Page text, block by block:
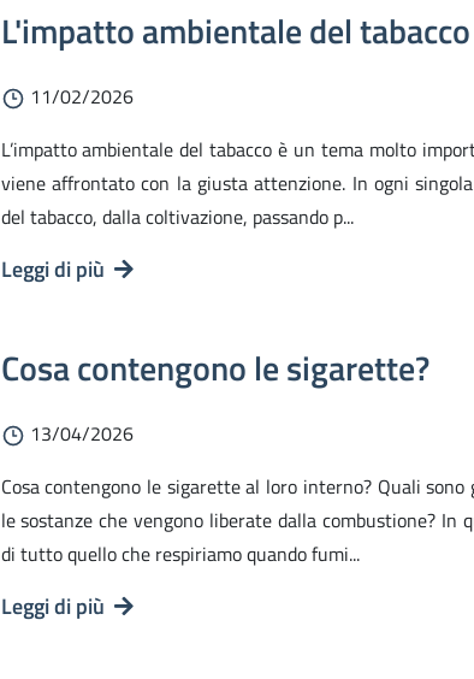
L'impatto ambientale del tabacco
11/02/2026
L’impatto ambientale del tabacco è un tema molto
viene affrontato con la giusta attenzione. In ogni
del tabacco, dalla coltivazione, passando p...
Leggi di più
Cosa contengono le sigarette?
13/04/2026
Cosa contengono le sigarette al loro interno? Quali
le sostanze che vengono liberate dalla combustione? In
di tutto quello che respiriamo quando fumi...
Leggi di più